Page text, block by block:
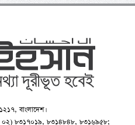
বাংলাদেশ।
৮৩১৭০১৯, ৮৩১৪৮৪৮, ৮৩১৬৯৫৮;